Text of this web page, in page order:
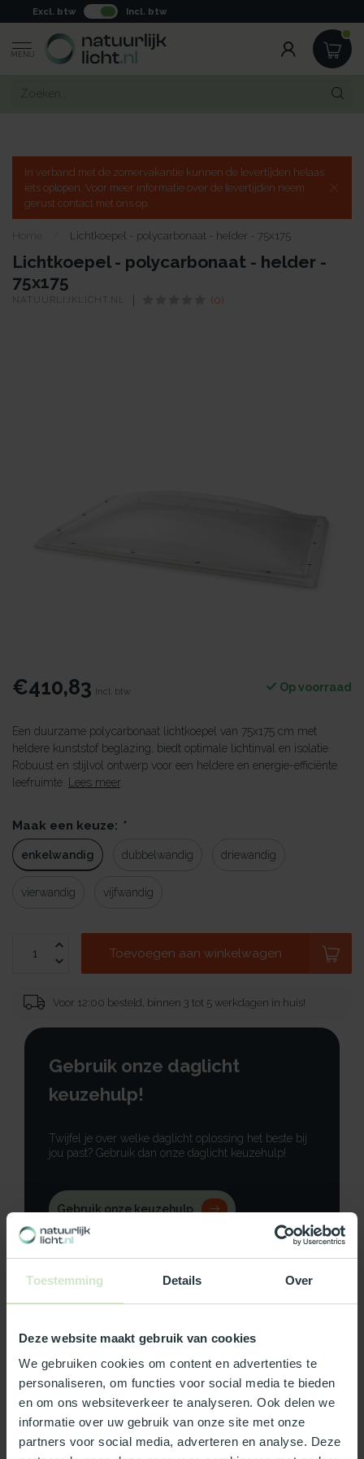
Toestemming Details Over
Deze website maakt gebruik van cookies
We gebruiken cookies om content en advertenties te
personaliseren, om functies voor social media te bieden
en om ons websiteverkeer te analyseren. Ook delen we
informatie over uw gebruik van onze site met onze
partners voor social media, adverteren en analyse. Deze
Excl. btw Incl. btw
MENU
In verband met de zomervakantie kunnen de levertijden helaas
iets oplopen. Voor meer informatie over de levertijden neem
gerust contact met ons op.
Home Lichtkoepel - polycarbonaat - helder - 75x175
Lichtkoepel - polycarbonaat - helder -
75x175
NATUURLIJKLICHT.NL (0)
€410,83 Incl. btw Op voorraad
Een duurzame polycarbonaat lichtkoepel van 75x175 cm met
heldere kunststof beglazing, biedt optimale lichtinval en isolatie.
Robuust en stijlvol ontwerp voor een heldere en energie-efficiënte
leefruimte.
Lees meer.
Maak een keuze: *
enkelwandig dubbelwandig driewandig
vierwandig vijfwandig
Toevoegen aan winkelwagen
Voor 12:00 besteld, binnen 3 tot 5 werkdagen in huis!
Gebruik onze daglicht
keuzehulp!
Twijfel je over welke daglicht oplossing het beste bij
jou past? Gebruik dan onze daglicht keuzehulp!
Gebruik onze keuzehulp
Specificaties
Reviews